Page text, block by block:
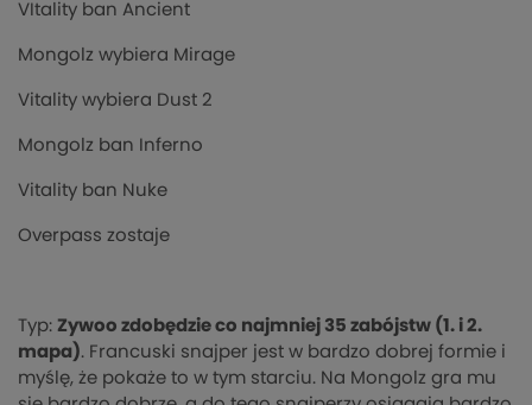
VItality ban Ancient
Mongolz wybiera Mirage
Vitality wybiera Dust 2
Mongolz ban Inferno
Vitality ban Nuke
Overpass zostaje
Typ: Zywoo zdobędzie co najmniej 35 zabójstw (1. i 2.
mapa). Francuski snajper jest w bardzo dobrej formie i
myślę, że pokaże to w tym starciu. Na Mongolz gra mu